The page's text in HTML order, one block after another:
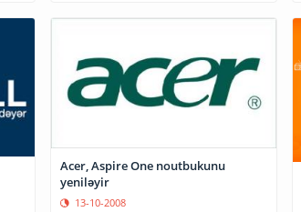
Acer, Aspire One noutbukunu
yeniləyir
13-10-2008